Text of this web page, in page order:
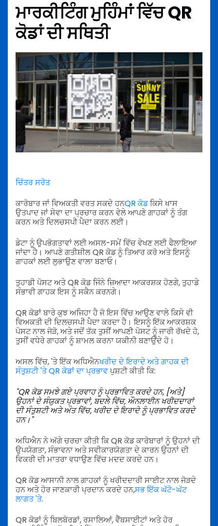
ਮਾਰਕੀਟਿੰਗ ਮੁਹਿੰਮਾਂ ਵਿੱਚ QR
ਕੋਡਾਂ ਦੀ ਸਥਿਤੀ
ਚਿੱਤਰ ਸਰੋਤ
ਕਾਰੋਬਾਰ ਜਾਂ ਵਿਅਕਤੀ ਵਰਤ ਸਕਦੇ ਹਨQR ਕੋਡਕਿਸੇ ਖਾਸ
ਉਤਪਾਦ ਜਾਂ ਸੇਵਾ ਦਾ ਪ੍ਰਚਾਰ ਕਰਨ ਵੇਲੇ ਆਪਣੇ ਗਾਹਕਾਂ ਨੂੰ ਤੰਗ
ਕਰਨ ਅਤੇ ਦਿਲਚਸਪੀ ਪੈਦਾ ਕਰਨ ਲਈ।
ਡੇਟਾ ਨੂੰ ਉਪਭੋਗਤਾਵਾਂ ਲਈ ਅਸਲ-ਸਮੇਂ ਵਿੱਚ ਵੇਖਣ ਲਈ ਫੈਲਾਇਆ
ਜਾਂਦਾ ਹੈ। ਆਪਣੇ ਗਤੀਸ਼ੀਲ QR ਕੋਡ ਨੂੰ ਤਿਆਰ ਕਰੋ ਅਤੇ ਇਸਨੂੰ
ਗਾਹਕਾਂ ਲਈ ਲੁਭਾਉਣ ਵਾਲਾ ਬਣਾਓ।
ਤੁਹਾਡੀ ਪੋਸਟ ਅਤੇ QR ਕੋਡ ਜਿੰਨੇ ਜ਼ਿਆਦਾ ਆਕਰਸ਼ਕ ਹੋਣਗੇ, ਤੁਹਾਡੇ
ਸੰਭਾਵੀ ਗਾਹਕ ਇਸ ਨੂੰ ਸਕੈਨ ਕਰਨਗੇ।
QR ਕੋਡਾਂ ਬਾਰੇ ਕੁਝ ਅਜਿਹਾ ਹੈ ਜੋ ਇਸ ਵਿੱਚ ਆਉਣ ਵਾਲੇ ਕਿਸੇ ਵੀ
ਵਿਅਕਤੀ ਦੀ ਦਿਲਚਸਪੀ ਪੈਦਾ ਕਰਦਾ ਹੈ। ਇਸਨੂੰ ਇੱਕ ਆਕਰਸ਼ਕ
ਪੋਸਟ ਨਾਲ ਜੋੜੋ, ਅਤੇ ਜਦੋਂ ਤੱਕ ਤੁਸੀਂ ਆਪਣੀ ਪੋਸਟ ਨੂੰ ਜਾਰੀ ਰੱਖਦੇ ਹੋ,
ਤੁਸੀਂ ਵਧੇਰੇ ਗਾਹਕਾਂ ਨੂੰ ਸ਼ਾਮਲ ਕਰਨਾ ਯਕੀਨੀ ਬਣਾਉਂਦੇ ਹੋ।
ਅਸਲ ਵਿੱਚ, 'ਤੇ ਇੱਕ ਅਧਿਐਨਖਰੀਦ ਦੇ ਇਰਾਦੇ ਅਤੇ ਗਾਹਕ ਦੀ
ਸੰਤੁਸ਼ਟੀ 'ਤੇ QR ਕੋਡਾਂ ਦਾ ਪ੍ਰਭਾਵਪੁਸ਼ਟੀ ਕੀਤੀ ਕਿ:
"QR ਕੋਡ ਸਮਝੇ ਗਏ ਪ੍ਰਵਾਹ ਨੂੰ ਪ੍ਰਭਾਵਿਤ ਕਰਦੇ ਹਨ, [ਅਤੇ]
ਉਹਨਾਂ ਦੇ ਸੰਯੁਕਤ ਪ੍ਰਭਾਵਾਂ, ਬਦਲੇ ਵਿੱਚ, ਔਨਲਾਈਨ ਖਰੀਦਦਾਰਾਂ
ਦੀ ਸੰਤੁਸ਼ਟੀ ਅਤੇ ਅੰਤ ਵਿੱਚ, ਖਰੀਦ ਦੇ ਇਰਾਦੇ ਨੂੰ ਪ੍ਰਭਾਵਿਤ ਕਰਦੇ
ਹਨ।"
ਅਧਿਐਨ ਨੇ ਅੱਗੇ ਚਰਚਾ ਕੀਤੀ ਕਿ QR ਕੋਡ ਕਾਰੋਬਾਰਾਂ ਨੂੰ ਉਹਨਾਂ ਦੀ
ਉਪਯੋਗਤਾ, ਸੰਭਾਵਨਾ ਅਤੇ ਸਵੀਕਾਰਯੋਗਤਾ ਦੇ ਕਾਰਨ ਉਹਨਾਂ ਦੀ
ਵਿਕਰੀ ਦੀ ਮਾਤਰਾ ਵਧਾਉਣ ਵਿੱਚ ਮਦਦ ਕਰਦੇ ਹਨ।
QR ਕੋਡ ਆਸਾਨੀ ਨਾਲ ਗਾਹਕਾਂ ਨੂੰ ਖਰੀਦਦਾਰੀ ਸਾਈਟ ਨਾਲ ਜੋੜਦੇ
ਹਨ ਅਤੇ ਹੋਰ ਜਾਣਕਾਰੀ ਪ੍ਰਦਾਨ ਕਰਦੇ ਹਨ,ਸਭ ਇੱਕ ਘੱਟੋ-ਘੱਟ
ਲਾਗਤ 'ਤੇ.
QR ਕੋਡਾਂ ਨੂੰ ਬਿਲਬੋਰਡਾਂ, ਰਸਾਲਿਆਂ, ਵੈੱਬਸਾਈਟਾਂ ਅਤੇ ਹੋਰ